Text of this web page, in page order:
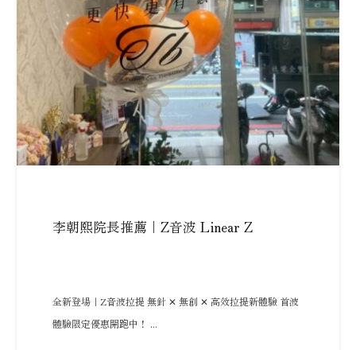
李朝熙院長推薦｜Z音波 Linear Z
全新登場｜Z音波拉提 無針 ✕ 無創 ✕ 高效拉提新體驗 首波
體驗限定優惠開跑中！ ...